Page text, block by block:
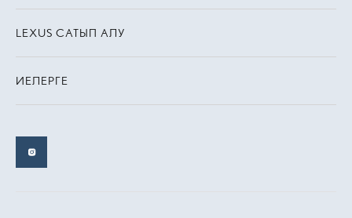
LEXUS САТЫП АЛУ
ИЕЛЕРГЕ